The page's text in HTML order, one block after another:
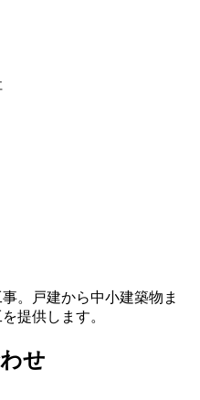
。戸建から中小建築物ま
提供します。
せ